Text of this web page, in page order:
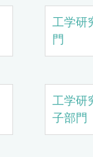
工学研
門
工学研
子部門